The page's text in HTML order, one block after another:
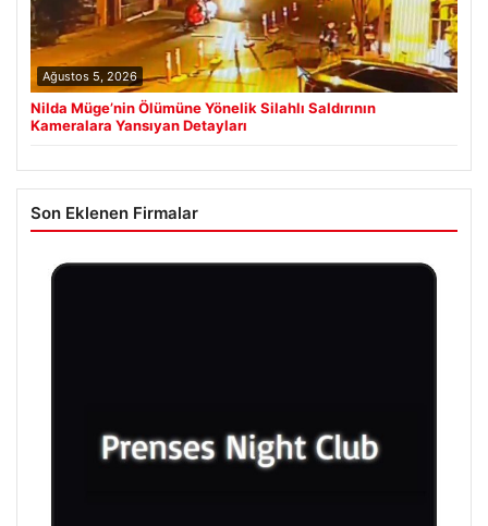
Ağustos 5, 2026
Nilda Müge’nin Ölümüne Yönelik Silahlı Saldırının
Kameralara Yansıyan Detayları
Son Eklenen Firmalar